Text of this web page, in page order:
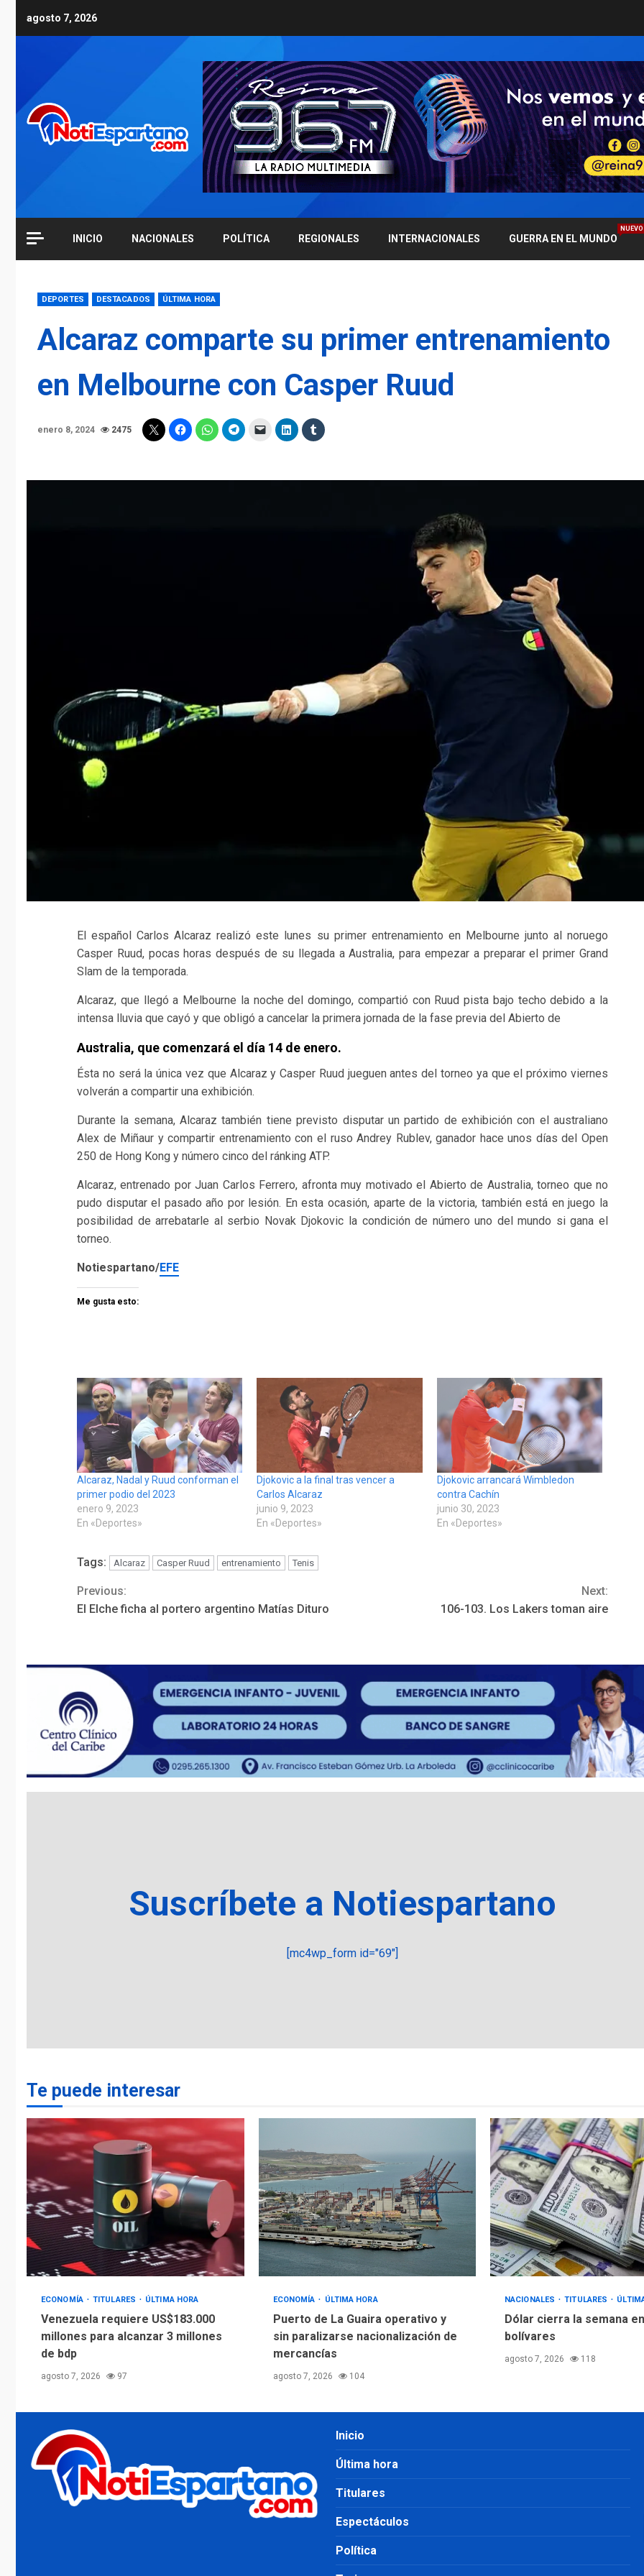
agosto 7, 2026
INICIO NACIONALES POLÍTICA REGIONALES INTERNACIONALES GUERRA EN EL MUNDO
NUEVO
DEPORTES DESTACADOS ÚLTIMA HORA
Alcaraz comparte su primer entrenamiento
en Melbourne con Casper Ruud
enero 8, 2024 2475
El español Carlos Alcaraz realizó este lunes su primer entrenamiento en Melbourne junto al noruego
Casper Ruud, pocas horas después de su llegada a Australia, para empezar a preparar el primer Grand
Slam de la temporada.
Alcaraz, que llegó a Melbourne la noche del domingo, compartió con Ruud pista bajo techo debido a la
intensa lluvia que cayó y que obligó a cancelar la primera jornada de la fase previa del Abierto de
Australia, que comenzará el día 14 de enero.
Ésta no será la única vez que Alcaraz y Casper Ruud jueguen antes del torneo ya que el próximo viernes
volverán a compartir una exhibición.
Durante la semana, Alcaraz también tiene previsto disputar un partido de exhibición con el australiano
Alex de Miñaur y compartir entrenamiento con el ruso Andrey Rublev, ganador hace unos días del Open
250 de Hong Kong y número cinco del ránking ATP.
Alcaraz, entrenado por Juan Carlos Ferrero, afronta muy motivado el Abierto de Australia, torneo que no
pudo disputar el pasado año por lesión. En esta ocasión, aparte de la victoria, también está en juego la
posibilidad de arrebatarle al serbio Novak Djokovic la condición de número uno del mundo si gana el
torneo.
Notiespartano/EFE
Me gusta esto:
Alcaraz, Nadal y Ruud conforman el
primer podio del 2023
enero 9, 2023
En «Deportes»
Djokovic a la final tras vencer a
Carlos Alcaraz
junio 9, 2023
En «Deportes»
Djokovic arrancará Wimbledon
contra Cachín
junio 30, 2023
En «Deportes»
Tags: Alcaraz Casper Ruud entrenamiento Tenis
Continue
Previous:
El Elche ficha al portero argentino Matías Dituro
Next:
106-103. Los Lakers toman aire
Suscríbete a Notiespartano
[mc4wp_form id="69"]
Te puede interesar
ECONOMÍA TITULARES ÚLTIMA HORA
Venezuela requiere US$183.000
millones para alcanzar 3 millones
de bdp
agosto 7, 2026 97
ECONOMÍA ÚLTIMA HORA
Puerto de La Guaira operativo y
sin paralizarse nacionalización de
mercancías
agosto 7, 2026 104
NACIONALES TITULARES
Dólar cierra la semana
bolívares
agosto 7, 2026 118
Inicio
Última hora
Titulares
Espectáculos
Política